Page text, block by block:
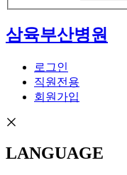
삼육부산병원
로그인
직원전용
회원가입
LANGUAGE